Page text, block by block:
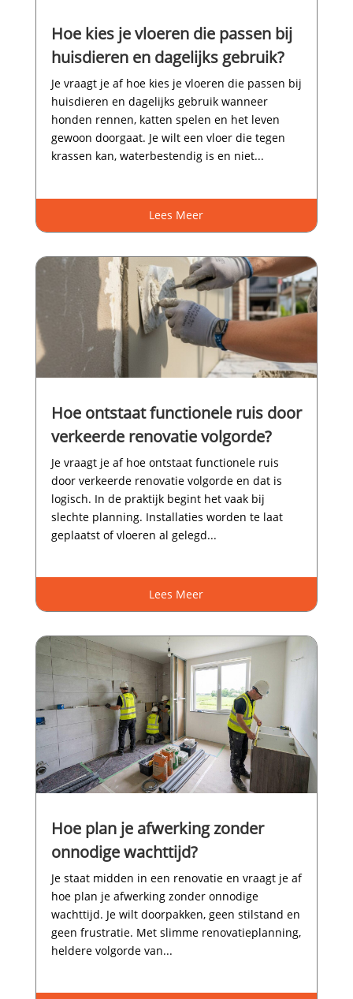
Hoe kies je vloeren die passen bij
huisdieren en dagelijks gebruik?
Je vraagt je af hoe kies je vloeren die passen bij
huisdieren en dagelijks gebruik wanneer
honden rennen, katten spelen en het leven
gewoon doorgaat.​ Je wilt een vloer die tegen
krassen kan, waterbestendig is en niet...
Lees Meer
Hoe ontstaat functionele ruis door
verkeerde renovatie volgorde?
Je vraagt je af hoe ontstaat functionele ruis
door verkeerde renovatie volgorde en dat is
logisch.​ In de praktijk begint het vaak bij
slechte planning.​ Installaties worden te laat
geplaatst of vloeren al gelegd...
Lees Meer
Hoe plan je afwerking zonder
onnodige wachttijd?
Je staat midden in een renovatie en vraagt je af
hoe plan je afwerking zonder onnodige
wachttijd.​ Je wilt doorpakken, geen stilstand en
geen frustratie.​ Met slimme renovatieplanning,
heldere volgorde van...